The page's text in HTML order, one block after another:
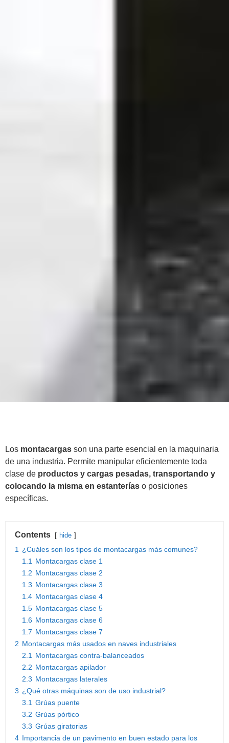
Los montacargas son una parte esencial en la maquinaria
de una industria. Permite manipular eficientemente toda
clase de productos y cargas pesadas, transportando y
colocando la misma en estanterías o posiciones
específicas.
Contents hide
1
¿Cuáles son los tipos de montacargas más comunes?
1.1
Montacargas clase 1
1.2 Montacargas clase 2
1.3 Montacargas clase 3
1.4 Montacargas clase 4
1.5 Montacargas clase 5
1.6 Montacargas clase 6
1.7 Montacargas clase 7
2 Montacargas más usados en naves industriales
2.1
Montacargas contra-balanceados
2.2 Montacargas apilador
2.3 Montacargas laterales
3 ¿Qué otras máquinas son de uso industrial?
3.1 Grúas puente
3.2 Grúas pórtico
3.3 Grúas giratorias
4 Importancia de un pavimento en buen estado para los